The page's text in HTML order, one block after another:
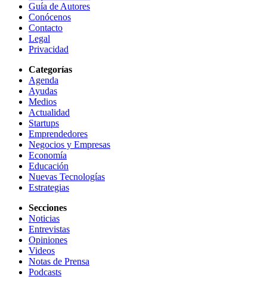
Guía de Autores
Conócenos
Contacto
Legal
Privacidad
Categorías
Agenda
Ayudas
Medios
Actualidad
Startups
Emprendedores
Negocios y Empresas
Economía
Educación
Nuevas Tecnologías
Estrategias
Secciones
Noticias
Entrevistas
Opiniones
Videos
Notas de Prensa
Podcasts